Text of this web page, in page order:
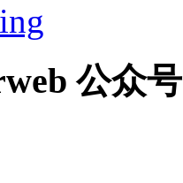
公众号